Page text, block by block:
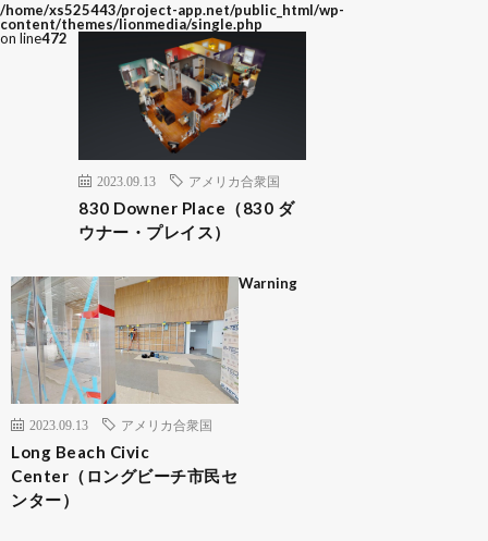
/home/xs525443/project-app.net/public_html/wp-
content/themes/lionmedia/single.php
on line472
2023.09.13 アメリカ合衆国
830 Downer Place（830 ダ
ウナー・プレイス）
2023.09.13 アメリカ合衆国
Long Beach Civic
Center（ロングビーチ市民セ
ンター）
Warning